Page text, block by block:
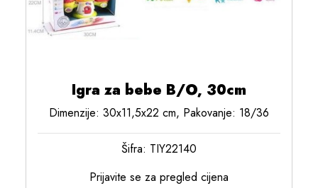
Igra za bebe B/O, 30cm
Dimenzije: 30x11,5x22 cm, Pakovanje: 18/36
Šifra: TIY22140
Prijavite se za pregled cijena